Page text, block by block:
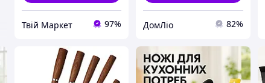
Твій Маркет 97% ДомЛіо 82%